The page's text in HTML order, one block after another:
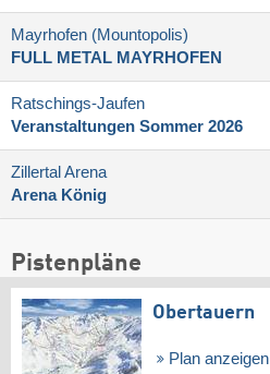
Mayrhofen (Mountopolis)
FULL METAL MAYRHOFEN
Ratschings-Jaufen
Veranstaltungen Sommer 2026
Zillertal Arena
Arena König
Pistenpläne
Obertauern
Plan anzeigen